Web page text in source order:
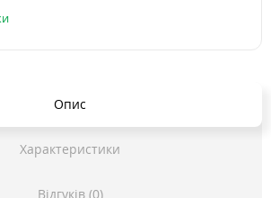
Опис
Характеристики
Відгуків (0)